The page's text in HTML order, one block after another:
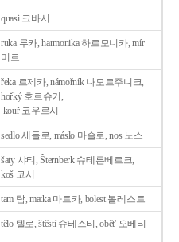
quasi 크바시
ruka 루카, harmonika 하르모니카, mír
미르
řeka 르제카, námořník 나모르주니크,
hořký 호르슈키,
kouř 코우르시
sedlo 세들로, máslo 마슬로, nos 노스
šaty 샤티, Šternberk 슈테른베르크,
koš 코시
tam 탐, matka 마트카, bolest 볼레스트
tělo 텔로, štěstí 슈테스티, obět' 오베티